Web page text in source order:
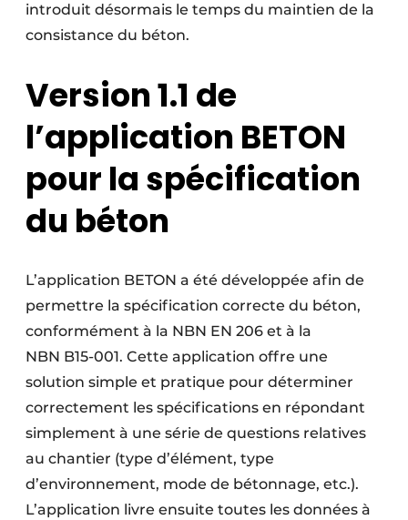
introduit désormais le temps du maintien de la
consistance du béton.
Version 1.1 de
l’application BETON
pour la spécification
du béton
L’application BETON a été développée afin de
permettre la spécification correcte du béton,
conformément à la NBN EN 206 et à la
NBN B15-001. Cette application offre une
solution simple et pratique pour déterminer
correctement les spécifications en répondant
simplement à une série de questions relatives
au chantier (type d’élément, type
d’environnement, mode de bétonnage, etc.).
L’application livre ensuite toutes les données à